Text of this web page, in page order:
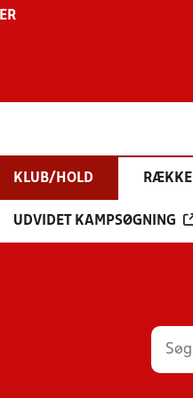
KLUB/HOLD RÆKKE
UDVIDET KAMPSØGNING